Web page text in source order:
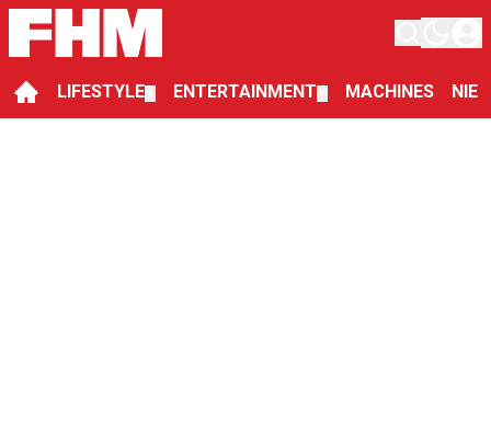
LIFESTYLE ENTERTAINMENT MACHINES